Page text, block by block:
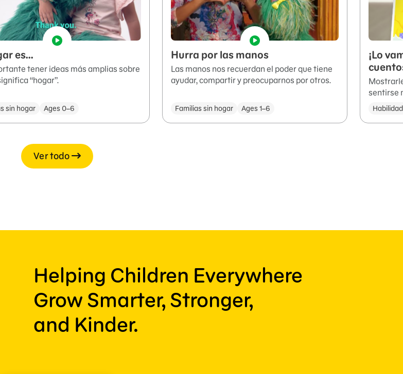
es...
tener ideas más amplias sobre
“hogar”.
sin hogar Ages 0–6
Hurra por las manos
Las manos nos recuerdan el poder que tiene
ayudar, compartir y preocuparnos por otros.
Familias sin hogar Ages 1–6
¡Lo
sentirse
Ver todo
Helping Children Everywhere
Grow Smarter, Stronger,
and Kinder.